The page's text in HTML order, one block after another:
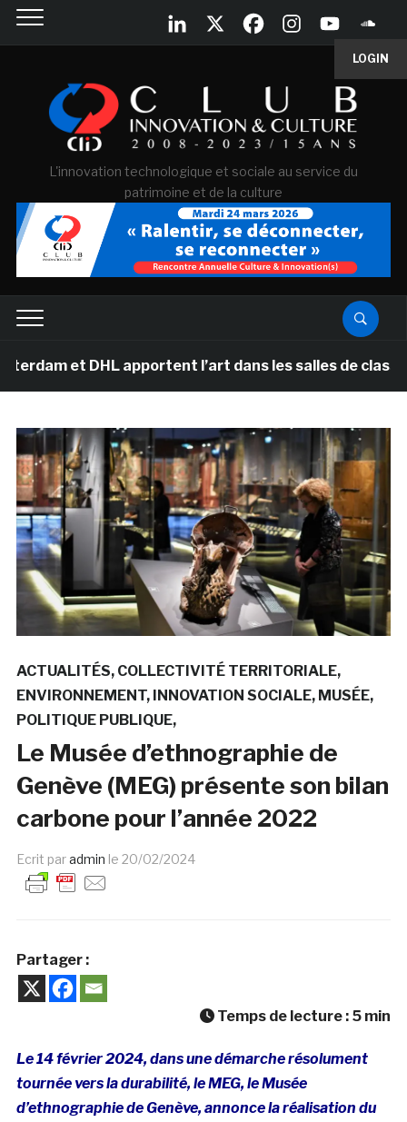
LOGIN
L'innovation technologique et sociale au service du
patrimoine et de la culture
et DHL apportent l’art dans les salles de classe des
ACTUALITÉS COLLECTIVITÉ TERRITORIALE
ENVIRONNEMENT
INNOVATION SOCIALE MUSÉE
POLITIQUE PUBLIQUE
Le Musée d’ethnographie de
Genève (MEG) présente son bilan
carbone pour l’année 2022
Ecrit paradmin le 20/02/2024
Partager :
Temps de lecture : 5 min
Le 14 février 2024, dans une démarche résolument
tournée vers la durabilité, le MEG, le Musée
d’ethnographie de Genève, annonce la réalisation du